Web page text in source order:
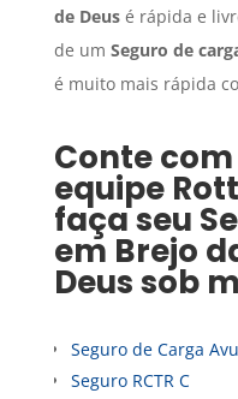
de Deusé rápida e
de um Seguro de
é muito mais rápida
Conte
equipe
faça seu
em Brejo
Deussob
Seguro de Carga
Seguro RCTR C